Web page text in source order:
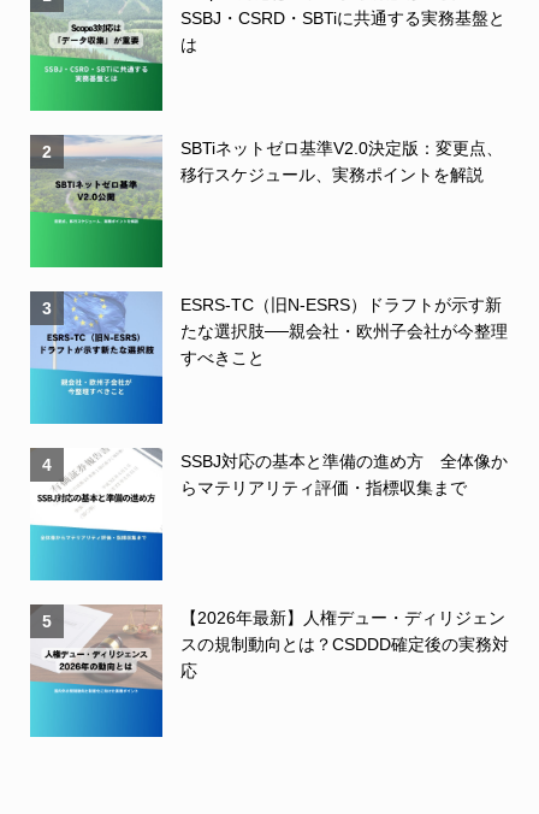
SSBJ・CSRD・SBTiに共通する実務基盤と
は
2
SBTiネットゼロ基準V2.0決定版：変更点、
移行スケジュール、実務ポイントを解説
3
ESRS-TC（旧N-ESRS）ドラフトが示す新
たな選択肢──親会社・欧州子会社が今整理
すべきこと
4
SSBJ対応の基本と準備の進め方 全体像か
らマテリアリティ評価・指標収集まで
5
【2026年最新】人権デュー・ディリジェン
スの規制動向とは？CSDDD確定後の実務対
応